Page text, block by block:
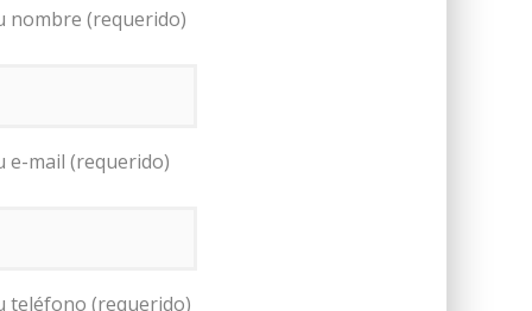
nombre (requerido)
e-mail (requerido)
teléfono (requerido)